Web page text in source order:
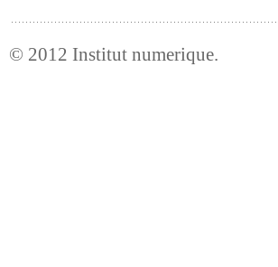
© 2012 Institut numerique.